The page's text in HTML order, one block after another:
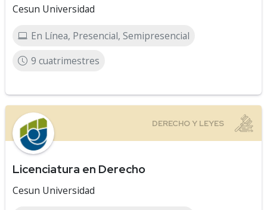
Cesun Universidad
En Línea, Presencial, Semipresencial
9 cuatrimestres
Licenciatura en Derecho
Cesun Universidad